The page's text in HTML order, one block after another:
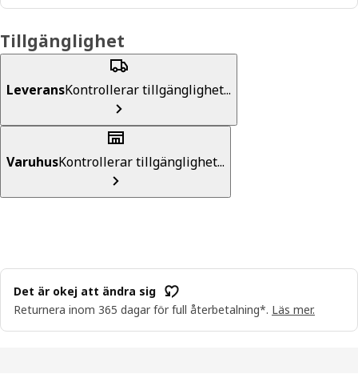
Tillgänglighet
LeveransKontrollerar tillgänglighet...
VaruhusKontrollerar tillgänglighet...
Det är okej att ändra sig
Returnera inom 365 dagar för full återbetalning*. Läs mer.